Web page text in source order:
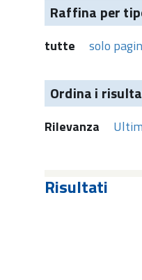
Raffina per
tutte solo
Ordina i
Rilevanza
Risultati